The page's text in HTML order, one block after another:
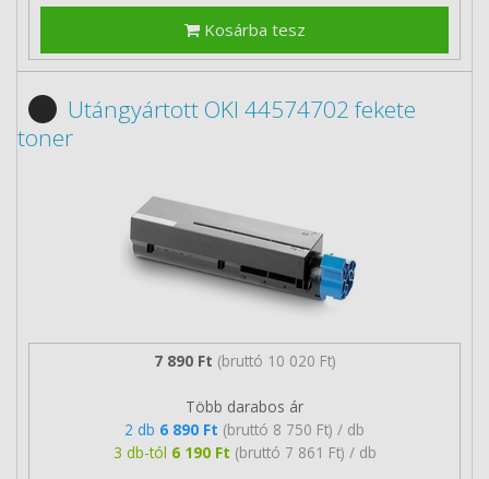
Kosárba tesz
Utángyártott OKI 44574702 fekete
toner
7 890 Ft (bruttó 10 020 Ft)
Több darabos ár
2 db 6 890 Ft (bruttó 8 750 Ft) / db
3 db-tól 6 190 Ft (bruttó 7 861 Ft) / db